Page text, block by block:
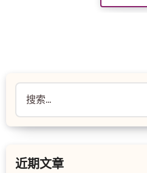
索：
近期文章